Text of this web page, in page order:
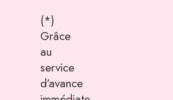
(*)
Grâce
au
service
d’avance